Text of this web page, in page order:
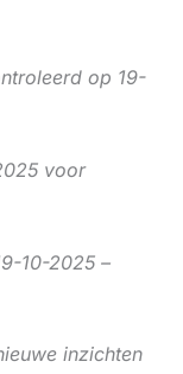
op 19-
voor
10-2025 –
inzichten